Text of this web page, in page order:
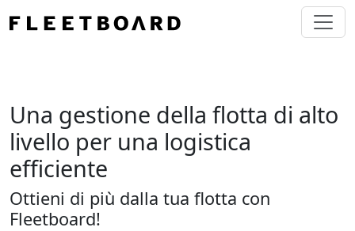
Una gestione della flotta di alto
livello per una logistica
efficiente
Ottieni di più dalla tua flotta con
Fleetboard!